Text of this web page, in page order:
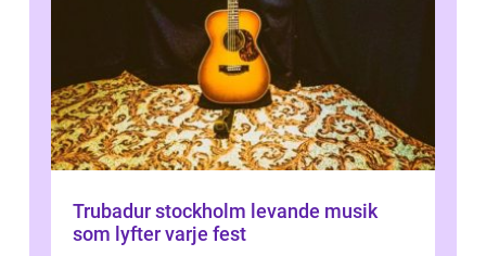
Trubadur stockholm levande musik
som lyfter varje fest